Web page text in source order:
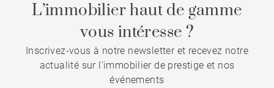
L’immobilier haut de gamme
vous intéresse ?
Inscrivez-vous à notre newsletter et recevez notre
actualité sur l'immobilier de prestige et nos
événements